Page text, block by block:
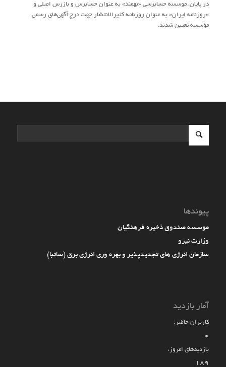
در پایان، موسسه حسابرسی «بهمند» به عنوان حسابرس و بازرس اصلی و
«روزنامه ایران» به عنوان روزنامه کثیرالانتشار جهت درج آگهی‌های رسمی
مؤسسه تعیین شدند.
پیوندها
موسسه صندوق ذخیره فرهنگیان
وزارت نیرو
سازمان انرژی های تجدیدپذیر و بهره وری انرژی برق (ساتبا)
آمار بازدید
کاربران حاضر:
0
بازدیدهای امروز:
189